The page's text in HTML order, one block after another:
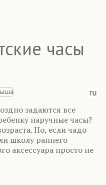
часы
задаются все
наручные часы?
Но, если чадо
школу раннего
аксессуара просто не